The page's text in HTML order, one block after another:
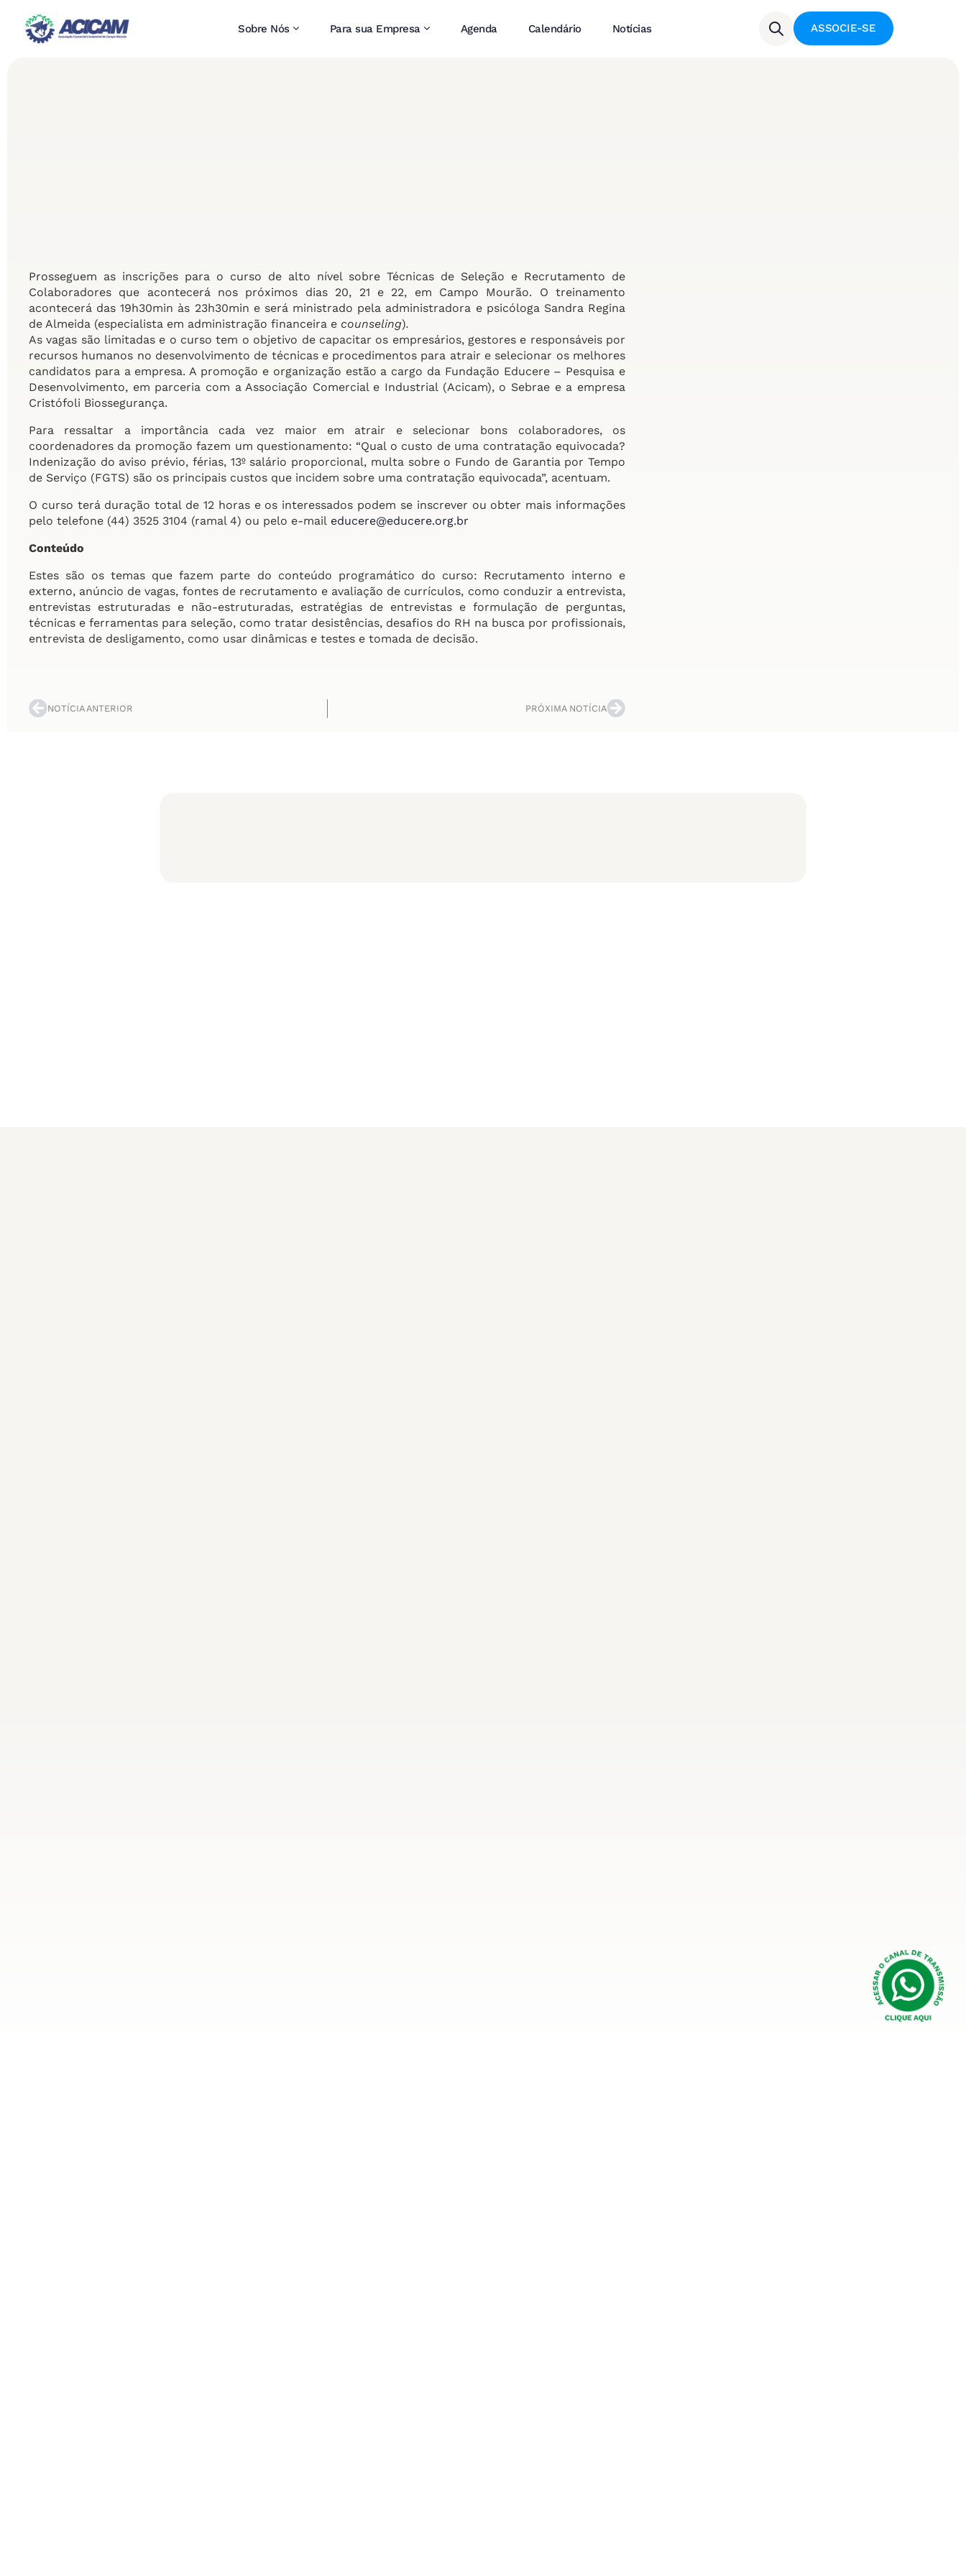
Sobre Nós Para sua Empresa Agenda Calendário Notícias ASSOCIE-SE
Prosseguem as inscrições para o curso de alto nível sobre Técnicas de Seleção e Recrutamento de
Colaboradores que acontecerá nos próximos dias 20, 21 e 22, em Campo Mourão. O treinamento
acontecerá das 19h30min às 23h30min e será ministrado pela administradora e psicóloga Sandra Regina
de Almeida (especialista em administração financeira e counseling).
As vagas são limitadas e o curso tem o objetivo de capacitar os empresários, gestores e responsáveis por
recursos humanos no desenvolvimento de técnicas e procedimentos para atrair e selecionar os melhores
candidatos para a empresa. A promoção e organização estão a cargo da Fundação Educere – Pesquisa e
Desenvolvimento, em parceria com a Associação Comercial e Industrial (Acicam), o Sebrae e a empresa
Cristófoli Biossegurança.
Para ressaltar a importância cada vez maior em atrair e selecionar bons colaboradores, os
coordenadores da promoção fazem um questionamento: “Qual o custo de uma contratação equivocada?
Indenização do aviso prévio, férias, 13º salário proporcional, multa sobre o Fundo de Garantia por Tempo
de Serviço (FGTS) são os principais custos que incidem sobre uma contratação equivocada”, acentuam.
O curso terá duração total de 12 horas e os interessados podem se inscrever ou obter mais informações
pelo telefone (44) 3525 3104 (ramal 4) ou pelo e-mail educere@educere.org.br
Conteúdo
Estes são os temas que fazem parte do conteúdo programático do curso: Recrutamento interno e
externo, anúncio de vagas, fontes de recrutamento e avaliação de currículos, como conduzir a entrevista,
entrevistas estruturadas e não-estruturadas, estratégias de entrevistas e formulação de perguntas,
técnicas e ferramentas para seleção, como tratar desistências, desafios do RH na busca por profissionais,
entrevista de desligamento, como usar dinâmicas e testes e tomada de decisão.
NOTÍCIA ANTERIOR PRÓXIMA NOTÍCIA